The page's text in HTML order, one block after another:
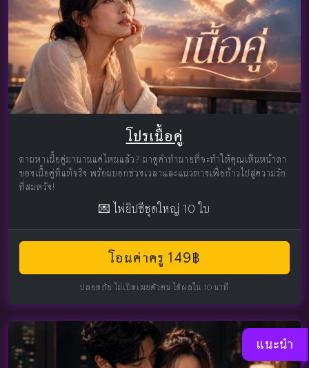
โปรเนื้อคู่
ตามหาเนื้อคู่มานานแค่ไหนแล้ว? มาดูคำทำนายที่จะทำให้คุณเห็นหน้าตา
ของเนื้อคู่ที่แท้จริง พร้อมบอกช่วงเวลาและแนวทางเพื่อก้าวไปสู่ความรัก
ที่สมหวัง!
💌 ไพ่ยิปซีชุดใหญ่ 10 ใบ
โอนค่าครู 149฿
ปลอดภัย ไม่เปิดเผยตัวตน ได้ผลใน 10 นาที
แนะนำ